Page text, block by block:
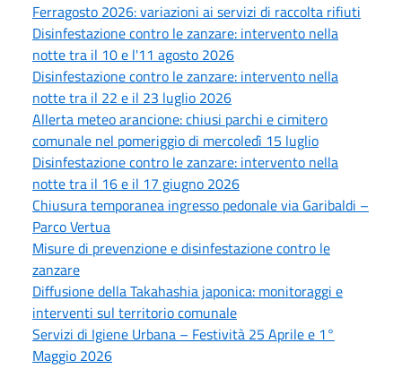
Ferragosto 2026: variazioni ai servizi di raccolta rifiuti
Disinfestazione contro le zanzare: intervento nella
notte tra il 10 e l'11 agosto 2026
Disinfestazione contro le zanzare: intervento nella
notte tra il 22 e il 23 luglio 2026
Allerta meteo arancione: chiusi parchi e cimitero
comunale nel pomeriggio di mercoledì 15 luglio
Disinfestazione contro le zanzare: intervento nella
notte tra il 16 e il 17 giugno 2026
Chiusura temporanea ingresso pedonale via Garibaldi –
Parco Vertua
Misure di prevenzione e disinfestazione contro le
zanzare
Diffusione della Takahashia japonica: monitoraggi e
interventi sul territorio comunale
Servizi di Igiene Urbana – Festività 25 Aprile e 1°
Maggio 2026